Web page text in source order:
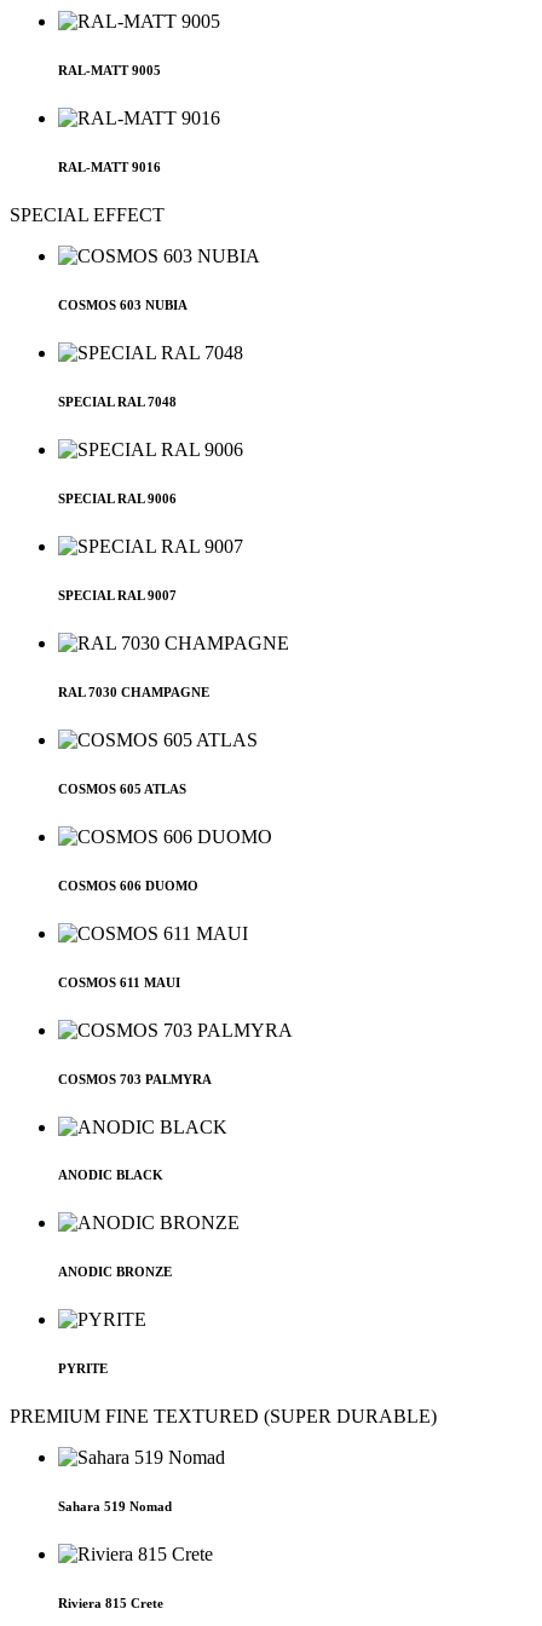
RAL-MATT 9005
RAL-MATT 9016
SPECIAL EFFECT
COSMOS 603 NUBIA
SPECIAL RAL 7048
SPECIAL RAL 9006
SPECIAL RAL 9007
RAL 7030 CHAMPAGNE
COSMOS 605 ATLAS
COSMOS 606 DUOMO
COSMOS 611 MAUI
COSMOS 703 PALMYRA
ANODIC BLACK
ANODIC BRONZE
PYRITE
PREMIUM FINE TEXTURED (SUPER DURABLE)
Sahara 519 Nomad
Riviera 815 Crete